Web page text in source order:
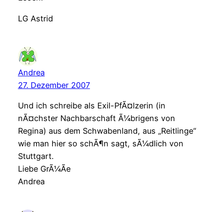
LG Astrid
Andrea
27. Dezember 2007
Und ich schreibe als Exil-PfÃ¤lzerin (in
nÃ¤chster Nachbarschaft Ã¼brigens von
Regina) aus dem Schwabenland, aus „Reitlinge“
wie man hier so schÃ¶n sagt, sÃ¼dlich von
Stuttgart.
Liebe GrÃ¼Ãe
Andrea